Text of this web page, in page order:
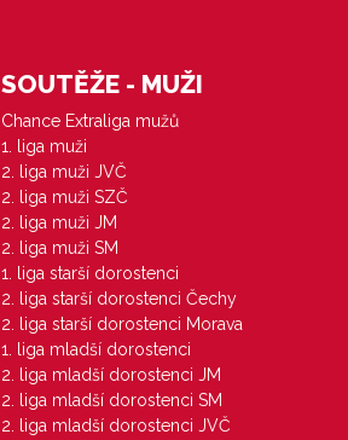
SOUTĚŽE - MUŽI
Chance Extraliga mužů
1. liga muži
2. liga muži JVČ
2. liga muži SZČ
2. liga muži JM
2. liga muži SM
1. liga starší dorostenci
2. liga starší dorostenci Čechy
2. liga starší dorostenci Morava
1. liga mladší dorostenci
2. liga mladší dorostenci JM
2. liga mladší dorostenci SM
2. liga mladší dorostenci JVČ